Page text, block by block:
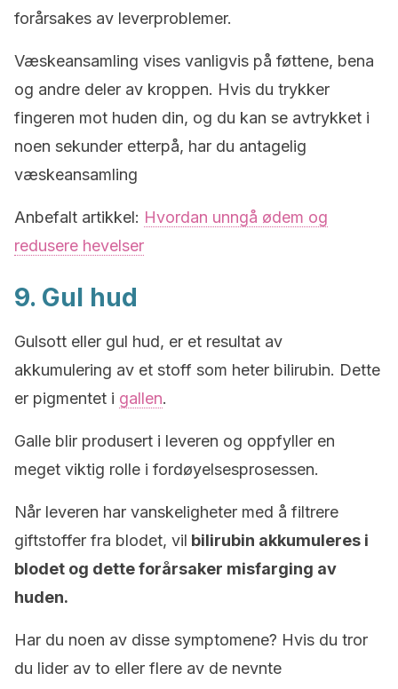
forårsakes av leverproblemer.
Væskeansamling vises vanligvis på føttene, bena
og andre deler av kroppen. Hvis du trykker
fingeren mot huden din, og du kan se avtrykket i
noen sekunder etterpå, har du antagelig
væskeansamling
Anbefalt artikkel: Hvordan unngå ødem og
redusere hevelser
9. Gul hud
Gulsott eller gul hud, er et resultat av
akkumulering av et stoff som heter bilirubin. Dette
er pigmentet i gallen.
Galle blir produsert i leveren og oppfyller en
meget viktig rolle i fordøyelsesprosessen.
Når leveren har vanskeligheter med å filtrere
giftstoffer fra blodet, vil bilirubin akkumuleres i
blodet og dette forårsaker misfarging av
huden.
Har du noen av disse symptomene? Hvis du tror
du lider av to eller flere av de nevnte